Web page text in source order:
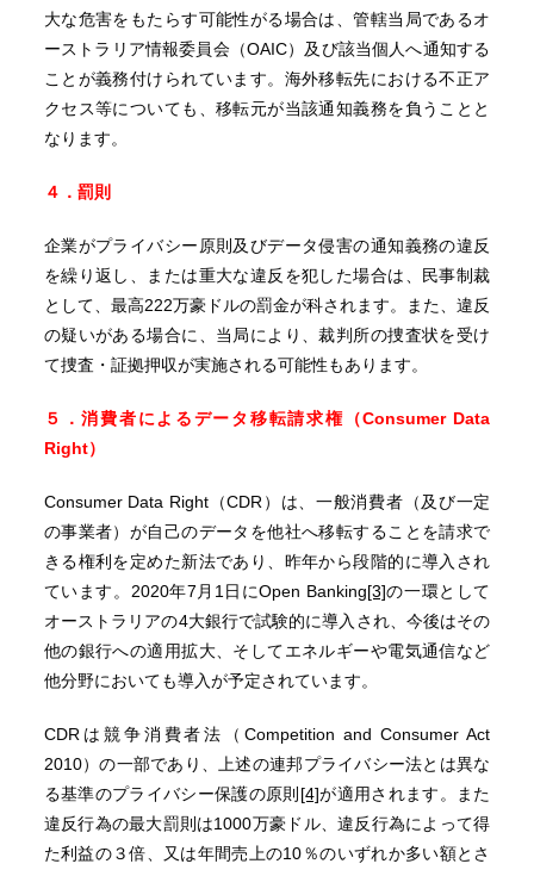
大な危害をもたらす可能性がる場合は、管轄当局であるオ
ーストラリア情報委員会（OAIC）及び該当個人へ通知する
ことが義務付けられています。海外移転先における不正ア
クセス等についても、移転元が当該通知義務を負うことと
なります。
４．罰則
企業がプライバシー原則及びデータ侵害の通知義務の違反
を繰り返し、または重大な違反を犯した場合は、民事制裁
として、最高222万豪ドルの罰金が科されます。また、違反
の疑いがある場合に、当局により、裁判所の捜査状を受け
て捜査・証拠押収が実施される可能性もあります。
５．消費者によるデータ移転請求権（Consumer Data
Right）
Consumer Data Right（CDR）は、一般消費者（及び一定
の事業者）が自己のデータを他社へ移転することを請求で
きる権利を定めた新法であり、昨年から段階的に導入され
ています。2020年7月1日にOpen Banking[3]の一環として
オーストラリアの4大銀行で試験的に導入され、今後はその
他の銀行への適用拡大、そしてエネルギーや電気通信など
他分野においても導入が予定されています。
CDRは競争消費者法（Competition and Consumer Act
2010）の一部であり、上述の連邦プライバシー法とは異な
る基準のプライバシー保護の原則 [4]が適用されます。また
違反行為の最大罰則は1000万豪ドル、違反行為によって得
た利益の３倍、又は年間売上の10％のいずれか多い額とさ